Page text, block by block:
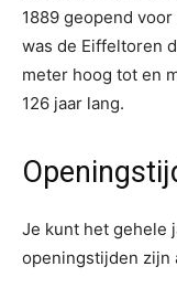
1889 geopend
was de Eiffeltoren
meter hoog tot en
126 jaar lang.
Je kunt het gehele
openingstijden zijn